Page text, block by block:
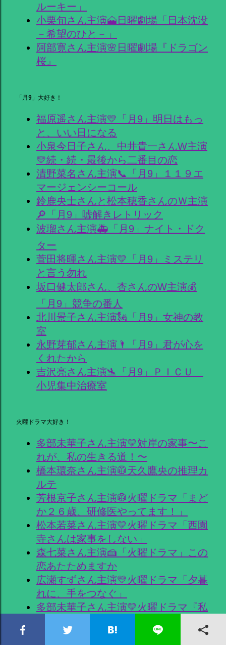
ルーキー」
小栗旬さん主演🗻日曜劇場「日本沈没
－希望のひと－」
阿部寛さん主演🌸日曜劇場『ドラゴン
桜』
「月9」大好き！
福原遥さん主演💛「月9」明日はもっ
と、いい日になる
小泉今日子さん、中井貴一さんW主演
💛続・続・最後から二番目の恋
清野菜名さん主演📞「月9」１１９エ
マージェンシーコール
鈴鹿央士さんと松本穂香さんのＷ主演
🔎「月9」嘘解きレトリック
波瑠さん主演🚑「月9」ナイト・ドク
ター
菅田将暉さん主演💛「月9」ミステリ
と言う勿れ
坂口健太郎さん、杏さんのW主演💰
「月9」競争の番人
北川景子さん主演🗽「月9」女神の教
室
永野芽郁さん主演🌂「月9」君が心を
くれたから
吉沢亮さん主演🛬「月9」ＰＩＣＵ
小児集中治療室
火曜ドラマ大好き！
多部未華子さん主演💛対岸の家事〜こ
れが、私の生きる道！〜
橋本環奈さん主演🥼天久鷹央の推理カ
ルテ
芳根京子さん主演🥼火曜ドラマ「まど
か２６歳、研修医やってます！」
松本若菜さん主演💛火曜ドラマ「西園
寺さんは家事をしない」
森七菜さん主演🍰「火曜ドラマ」この
恋あたためますか
広瀬すずさん主演💛火曜ドラマ「夕暮
れに、手をつなぐ」
多部未華子さん主演💛火曜ドラマ『私
新垣結衣さん、星野源さん主演💛火曜